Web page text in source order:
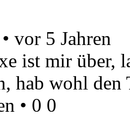
• vor 5 Jahren
ist mir über,
hab wohl
• 0 0